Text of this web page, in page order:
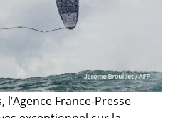
l’Agence France-Presse